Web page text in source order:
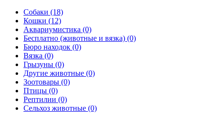
Собаки (18)
Кошки (12)
Аквариумистика (0)
Бесплатно (животные и вязка) (0)
Бюро находок (0)
Вязка (0)
Грызуны (0)
Другие животные (0)
Зоотовары (0)
Птицы (0)
Рептилии (0)
Сельхоз животные (0)